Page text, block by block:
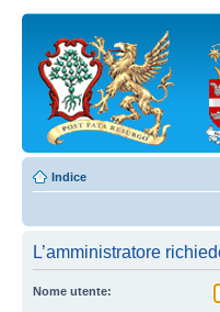
Indice
L’amministratore
Nome utente: